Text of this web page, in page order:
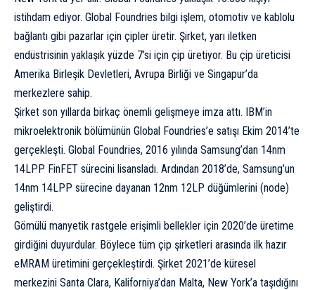
istihdam ediyor. Global Foundries bilgi işlem, otomotiv ve kablolu
bağlantı gibi pazarlar için çipler üretir. Şirket, yarı iletken
endüstrisinin yaklaşık yüzde 7’si için çip üretiyor. Bu çip üreticisi
Amerika Birleşik Devletleri, Avrupa Birliği ve Singapur’da
merkezlere sahip.
Şirket son yıllarda birkaç önemli gelişmeye imza attı. IBM’in
mikroelektronik bölümünün Global Foundries’e satışı Ekim 2014’te
gerçekleşti. Global Foundries, 2016 yılında Samsung’dan 14nm
14LPP FinFET sürecini lisansladı. Ardından 2018’de, Samsung’un
14nm 14LPP sürecine dayanan 12nm 12LP düğümlerini (node)
geliştirdi.
Gömülü manyetik rastgele erişimli bellekler için 2020’de üretime
girdiğini duyurdular. Böylece tüm çip şirketleri arasında ilk hazır
eMRAM üretimini gerçekleştirdi. Şirket 2021’de küresel
merkezini Santa Clara, Kaliforniya’dan Malta, New York’a taşıdığını